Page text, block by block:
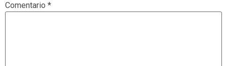
Comentario *